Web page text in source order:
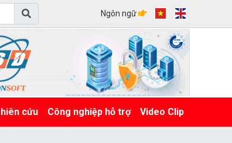
Ngôn ngữ
cứu Công nghiệp hỗ trợ Video Clip